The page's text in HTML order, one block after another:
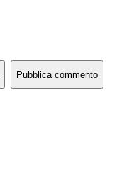
Pubblica commento